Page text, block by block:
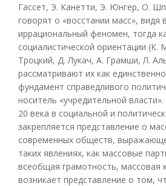
Гассет, Э. Канетти, Э. Юнгер, О.
говорят о «восстании масс», видя
иррациональный феномен, тогда
социалистической ориентации (К.
Троцкий, Д. Лукач, А. Грамши, Л.
рассматривают их как
фундамент справедливого
носитель «учредительной
20 века в социальной и
закрепляется представление о
современных обществ,
таких явлениях, как массовые
всеобщая грамотность, массовая
возникает представление о том,